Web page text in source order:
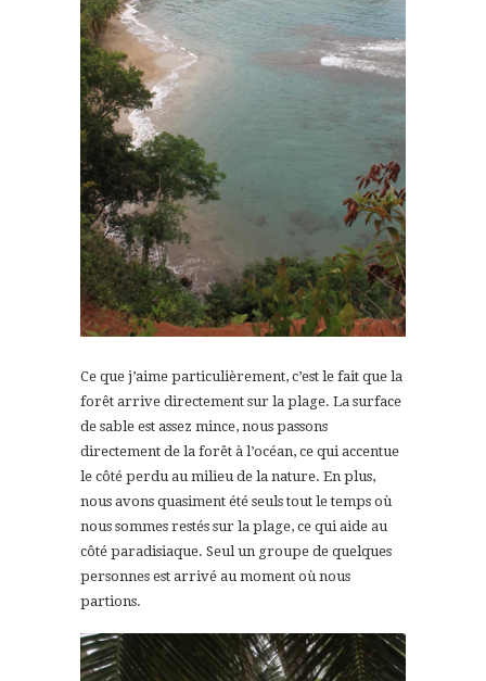
Ce que j’aime particulièrement, c’est le fait que la
forêt arrive directement sur la plage. La surface
de sable est assez mince, nous passons
directement de la forêt à l’océan, ce qui accentue
le côté perdu au milieu de la nature. En plus,
nous avons quasiment été seuls tout le temps où
nous sommes restés sur la plage, ce qui aide au
côté paradisiaque. Seul un groupe de quelques
personnes est arrivé au moment où nous
partions.